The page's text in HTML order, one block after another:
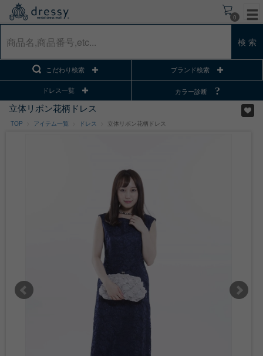
0
検 索
こだわり検索 ブランド検索
ドレス一覧 カラー診断
立体リボン花柄ドレス
TOP アイテム一覧 ドレス 立体リボン花柄ドレス